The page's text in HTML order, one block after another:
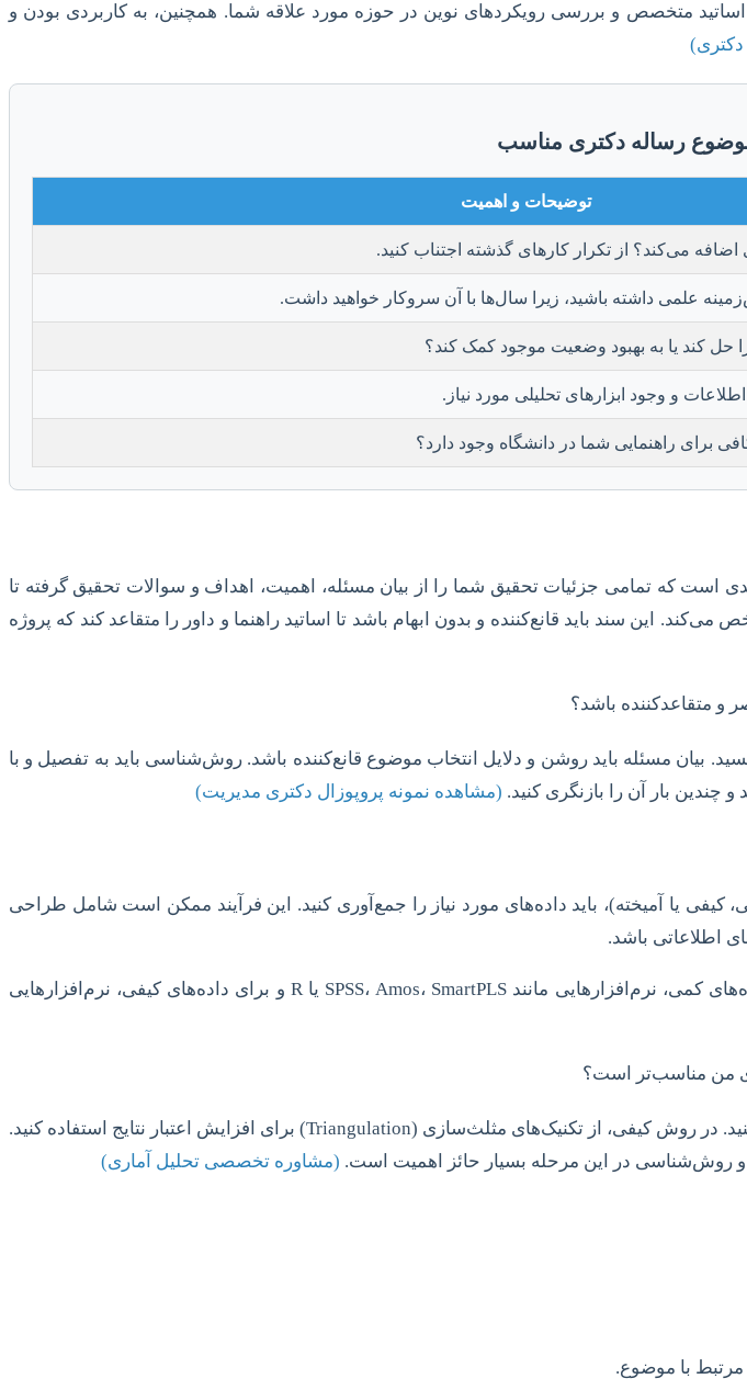
متخصص و بررسی رویکردهای نوین در حوزه مورد علاقه شما. همچنین، به کاربردی بودن و
دکتری)
رساله دکتری مناسب
توضیحات و اهمیت
می‌کند؟ از تکرار کارهای گذشته اجتناب کنید.
علمی داشته باشید، زیرا سال‌ها با آن سروکار خواهید داشت.
حل کند یا به بهبود وضعیت موجود کمک کند؟
و وجود ابزارهای تحلیلی مورد نیاز.
برای راهنمایی شما در دانشگاه وجود دارد؟
که تمامی جزئیات تحقیق شما را از بیان مسئله، اهمیت، اهداف و سوالات تحقیق گرفته تا
این سند باید قانع‌کننده و بدون ابهام باشد تا اساتید راهنما و داور را متقاعد کند که پروژه
و متقاعدکننده باشد؟
بیان مسئله باید روشن و دلایل انتخاب موضوع قانع‌کننده باشد. روش‌شناسی باید به تفصیل و با
چندین بار آن را بازنگری کنید. (مشاهده نمونه پروپوزال دکتری مدیریت)
یا آمیخته)، باید داده‌های مورد نیاز را جمع‌آوری کنید. این فرآیند ممکن است شامل طراحی
اطلاعاتی باشد.
پس از جمع‌آوری، داده‌ها باید با دقت و استفاده از نرم‌افزارهای تخصصی تحلیل شوند. برای داده‌های کمی، نرم‌افزارهایی مانند SPSS، Amos، SmartPLS یا R و برای داده‌های کیفی، نرم‌افزارهایی
من مناسب‌تر است؟
در جمع‌آوری داده‌های کمی، از اعتبار سنجی پرسشنامه (روایی و پایایی) اطمینان حاصل کنید. در روش کیفی، از تکنیک‌های مثلث‌سازی (Triangulation) برای افزایش اعتبار نتایج استفاده کنید.
و روش‌شناسی در این مرحله بسیار حائز اهمیت است. (مشاوره تخصصی تحلیل آماری)
با موضوع.